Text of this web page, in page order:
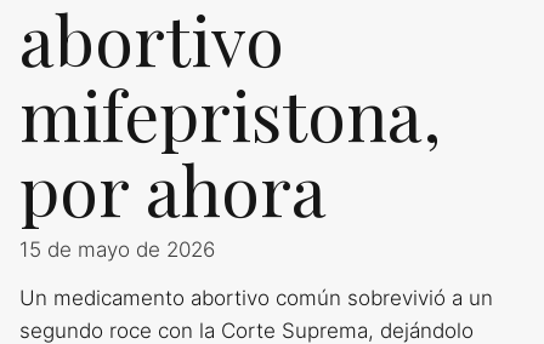
abortivo
mifepristona,
por ahora
15 de mayo de 2026
Un medicamento abortivo común sobrevivió a un
segundo roce con la Corte Suprema, dejándolo